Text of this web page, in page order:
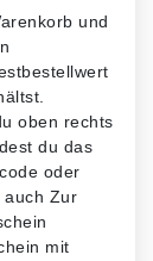
und
oben rechts
du das
oder
auch Zur
mit